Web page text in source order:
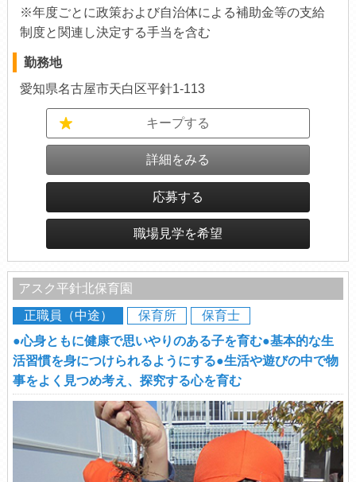
※年度ごとに政策および自治体による補助金等の支給
制度と関連し決定する手当を含む
勤務地
愛知県名古屋市天白区平針1-113
キープする
詳細をみる
応募する
職場見学を希望
アスク平針北保育園
正職員（中途）
保育所
保育士
●心身ともに健康で思いやりのある子を育む●基本的な生
活習慣を身につけられるようにする●生活や遊びの中で物
事をよく見つめ考え、探究する心を育む